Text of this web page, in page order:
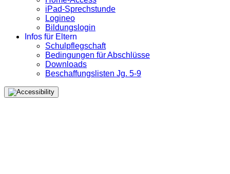
iPad-Sprechstunde
Logineo
Bildungslogin
Infos für Eltern
Schulpflegschaft
Bedingungen für Abschlüsse
Downloads
Beschaffungslisten Jg. 5-9